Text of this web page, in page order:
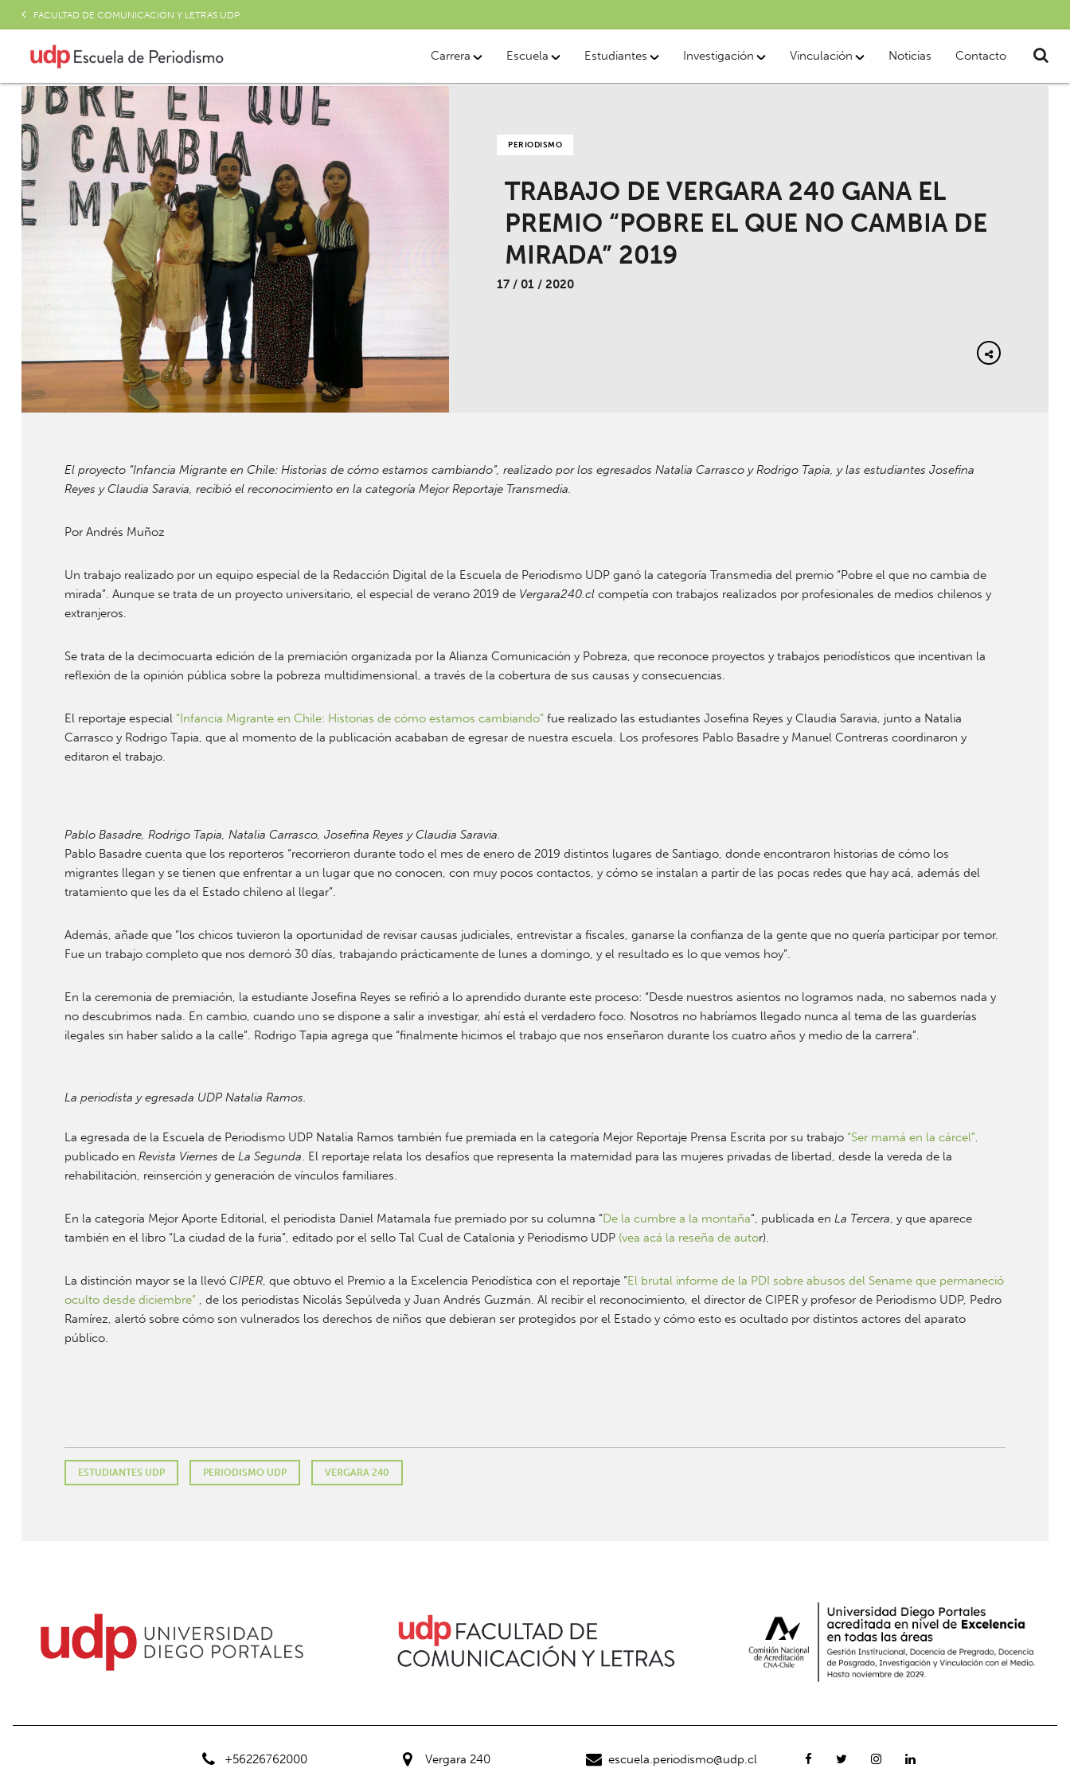
FACULTAD DE COMUNICACIÓN Y LETRAS UDP
Carrera Escuela Estudiantes Investigación Vinculación Noticias Contacto
PERIODISMO
TRABAJO DE VERGARA 240 GANA EL
PREMIO “POBRE EL QUE NO CAMBIA DE
MIRADA” 2019
17 / 01 / 2020
El proyecto “Infancia Migrante en Chile: Historias de cómo estamos cambiando”, realizado por los egresados Natalia Carrasco y Rodrigo Tapia, y las estudiantes Josefina
Reyes y Claudia Saravia, recibió el reconocimiento en la categoría Mejor Reportaje Transmedia.
Por Andrés Muñoz
Un trabajo realizado por un equipo especial de la Redacción Digital de la Escuela de Periodismo UDP ganó la categoría Transmedia del premio “Pobre el que no cambia de
mirada”. Aunque se trata de un proyecto universitario, el especial de verano 2019 de Vergara240.clcompetía con trabajos realizados por profesionales de medios chilenos y
extranjeros.
Se trata de la decimocuarta edición de la premiación organizada por la Alianza Comunicación y Pobreza, que reconoce proyectos y trabajos periodísticos que incentivan la
reflexión de la opinión pública sobre la pobreza multidimensional, a través de la cobertura de sus causas y consecuencias.
El reportaje especial “Infancia Migrante en Chile: Historias de cómo estamos cambiando”fue realizado las estudiantes Josefina Reyes y Claudia Saravia, junto a Natalia
Carrasco y Rodrigo Tapia, que al momento de la publicación acababan de egresar de nuestra escuela. Los profesores Pablo Basadre y Manuel Contreras coordinaron y
editaron el trabajo.
Pablo Basadre, Rodrigo Tapia, Natalia Carrasco, Josefina Reyes y Claudia Saravia.
Pablo Basadre cuenta que los reporteros “recorrieron durante todo el mes de enero de 2019 distintos lugares de Santiago, donde encontraron historias de cómo los
migrantes llegan y se tienen que enfrentar a un lugar que no conocen, con muy pocos contactos, y cómo se instalan a partir de las pocas redes que hay acá, además del
tratamiento que les da el Estado chileno al llegar”.
Además, añade que “los chicos tuvieron la oportunidad de revisar causas judiciales, entrevistar a fiscales, ganarse la confianza de la gente que no quería participar por temor.
Fue un trabajo completo que nos demoró 30 días, trabajando prácticamente de lunes a domingo, y el resultado es lo que vemos hoy”.
En la ceremonia de premiación, la estudiante Josefina Reyes se refirió a lo aprendido durante este proceso: “Desde nuestros asientos no logramos nada, no sabemos nada y
no descubrimos nada. En cambio, cuando uno se dispone a salir a investigar, ahí está el verdadero foco. Nosotros no habríamos llegado nunca al tema de las guarderías
ilegales sin haber salido a la calle”. Rodrigo Tapia agrega que “finalmente hicimos el trabajo que nos enseñaron durante los cuatro años y medio de la carrera”.
La periodista y egresada UDP Natalia Ramos.
La egresada de la Escuela de Periodismo UDP Natalia Ramos también fue premiada en la categoría Mejor Reportaje Prensa Escrita por su trabajo “Ser mamá en la cárcel”,
publicado en Revista Viernes de La Segunda. El reportaje relata los desafíos que representa la maternidad para las mujeres privadas de libertad, desde la vereda de la
rehabilitación, reinserción y generación de vínculos familiares.
En la categoría Mejor Aporte Editorial, el periodista Daniel Matamala fue premiado por su columna “De la cumbre a la montaña“, publicada en La Tercera, y que aparece
también en el libro “La ciudad de la furia”, editado por el sello Tal Cual de Catalonia y Periodismo UDP (vea acá la reseña de autor).
La distinción mayor se la llevó CIPER, que obtuvo el Premio a la Excelencia Periodística con el reportaje “El brutal informe de la PDI sobre abusos del Sename que permaneció
oculto desde diciembre” , de los periodistas Nicolás Sepúlveda y Juan Andrés Guzmán. Al recibir el reconocimiento, el director de CIPER y profesor de Periodismo UDP, Pedro
Ramírez, alertó sobre cómo son vulnerados los derechos de niños que debieran ser protegidos por el Estado y cómo esto es ocultado por distintos actores del aparato
público.
ESTUDIANTES UDP PERIODISMO UDP VERGARA 240
+56226762000 Vergara 240 escuela.periodismo@udp.cl